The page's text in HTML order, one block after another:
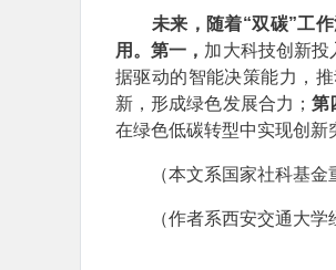
未来，随着“双碳”工
用。第一， 加大科技创新投
据驱动的智能决策能力，
新，形成绿色发展合力； 第
在绿色低碳转型中实现创新
（本文系国家社科基金重
（作者系西安交通大学经